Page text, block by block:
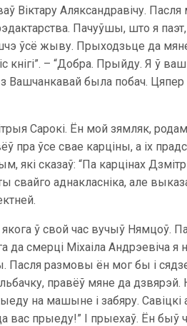
Аляксандравічу. Пасля
Пачуўшы, што я
ўсё жыву. Прыходзьце да
кнігі”. – “Добра. Прыйду. Я ў
Вашчанкавай была побач. Цяпер
Сарокі. Ён мой зямляк,
ўсе свае карціны, а іх
які сказаў: “Па карцінах
свайго аднакласніка, але
ў свой час вучыў Нямцоў.
да смерці Міхаіла Андрэевіча я
Пасля размовы ён мог бы і
правёў мяне да дзвярэй.
на машыне і забяру.
прыеду!” І прыехаў. Ён быў